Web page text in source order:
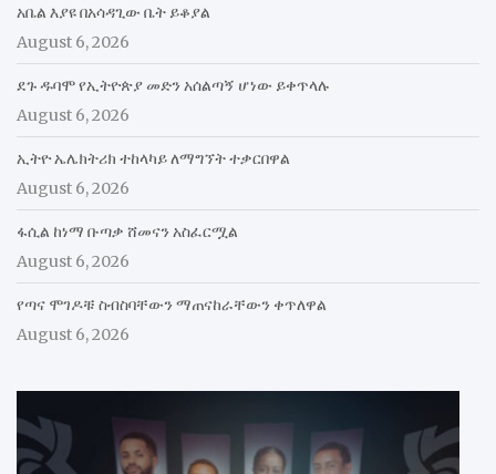
አቤል እያዩ በአሳዳጊው ቤት ይቆያል
August 6, 2026
ደጉ ዱባሞ የኢትዮጵያ መድን አሰልጣኝ ሆነው ይቀጥላሉ
August 6, 2026
ኢትዮ ኤሌክትሪክ ተከላካይ ለማግኘት ተቃርበዋል
August 6, 2026
ፋሲል ከነማ ቡጣቃ ሸመናን አስፈርሟል
August 6, 2026
የጣና ሞገዶቹ ስብስባቸውን ማጠናከራቸውን ቀጥለዋል
August 6, 2026